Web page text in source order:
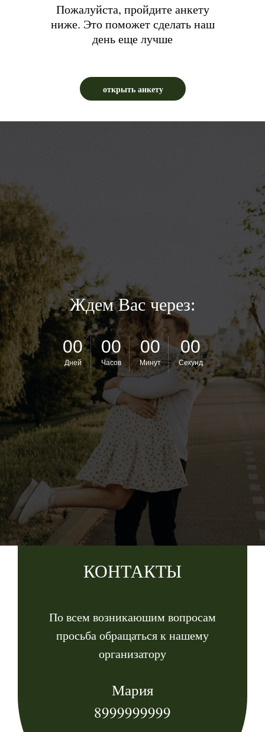
Пожалуйста, пройдите анкету
ниже. Это поможет сделать наш
день еще лучше
открыть анкету
Ждем Вас через:
00
Дней
00
Часов
00
Минут
00
Секунд
КОНТАКТЫ
По всем возникаюшим вопросам
просьба обращаться к нашему
организатору
Мария
8999999999